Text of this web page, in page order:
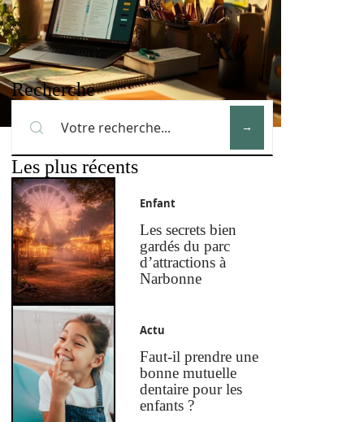
Recherche
Les plus récents
Enfant
Les secrets bien
gardés du parc
d’attractions à
Narbonne
Actu
Faut-il prendre une
bonne mutuelle
dentaire pour les
enfants ?